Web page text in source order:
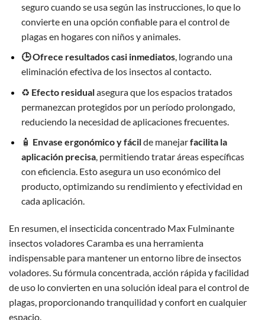
seguro cuando se usa según las instrucciones, lo que lo
convierte en una opción confiable para el control de
plagas en hogares con niños y animales.
🕒 Ofrece resultados casi inmediatos, logrando una
eliminación efectiva de los insectos al contacto.
♻️ Efecto residualasegura que los espacios tratados
permanezcan protegidos por un período prolongado,
reduciendo la necesidad de aplicaciones frecuentes.
🧴 Envase ergonómico y fácilde manejarfacilita la
aplicación precisa, permitiendo tratar áreas específicas
con eficiencia. Esto asegura un uso económico del
producto, optimizando su rendimiento y efectividad en
cada aplicación.
En resumen, el insecticida concentrado Max Fulminante
insectos voladores Caramba es una herramienta
indispensable para mantener un entorno libre de insectos
voladores. Su fórmula concentrada, acción rápida y facilidad
de uso lo convierten en una solución ideal para el control de
plagas, proporcionando tranquilidad y confort en cualquier
espacio.